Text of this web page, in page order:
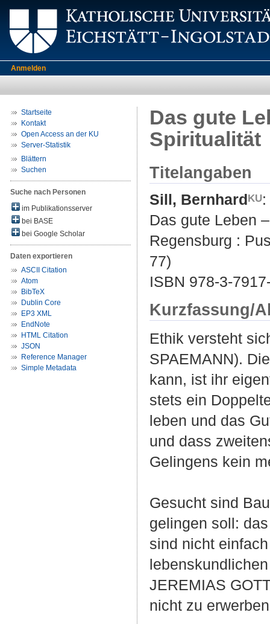
Anmelden
Startseite
Kontakt
Open Access an der KU
Server-Statistik
Blättern
Suchen
Suche nach Personen
im Publikationsserver
bei BASE
bei Google Scholar
Daten exportieren
ASCII Citation
Atom
BibTeX
Dublin Core
EP3 XML
EndNote
HTML Citation
JSON
Reference Manager
Simple Metadata
Das gute
Spiritualität
Titelangaben
Sill, Bernhard
:
Das gute Leben
Regensburg :
77)
ISBN 978-3-
Kurzfassung/
Ethik versteht
SPAEMANN).
kann, ist ihr
stets ein
leben und das
und dass
Gelingens kein
Gesucht sind
gelingen soll:
sind nicht
JEREMIAS
nicht zu